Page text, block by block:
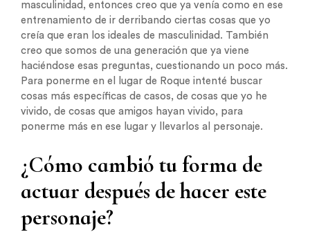
masculinidad, entonces creo que ya venía como en ese
entrenamiento de ir derribando ciertas cosas que yo
creía que eran los ideales de masculinidad. También
creo que somos de una generación que ya viene
haciéndose esas preguntas, cuestionando un poco más.
Para ponerme en el lugar de Roque intenté buscar
cosas más específicas de casos, de cosas que yo he
vivido, de cosas que amigos hayan vivido, para
ponerme más en ese lugar y llevarlos al personaje.
¿Cómo cambió tu forma de
actuar después de hacer este
personaje?